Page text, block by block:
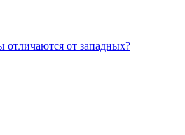
отличаются от западных?